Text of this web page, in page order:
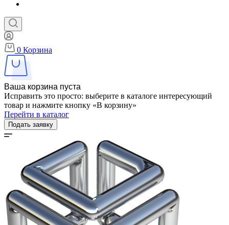
0 Корзина
Ваша корзина пуста
Исправить это просто: выберите в каталоге интересующий
товар и нажмите кнопку «В корзину»
Перейти в каталог
Подать заявку